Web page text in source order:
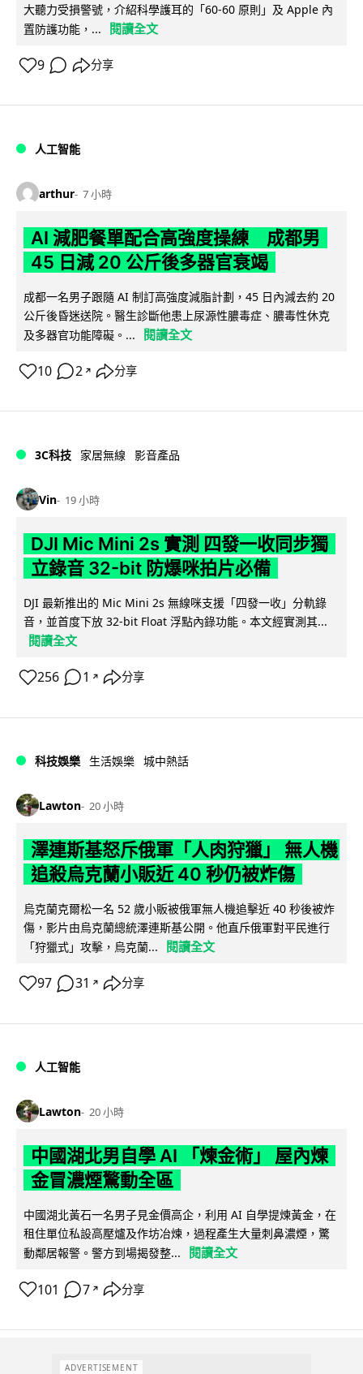
大聽力受損警號，介紹科學護耳的「60-60 原則」及 Apple 內
置防護功能，...
閱讀全文
9 分享
人工智能
arthur 7 小時
AI 減肥餐單配合高強度操練 成都男
45 日減 20 公斤後多器官衰竭
成都一名男子跟隨 AI 制訂高強度減脂計劃，45 日內減去約 20
公斤後昏迷送院。醫生診斷他患上尿源性膿毒症、膿毒性休克
及多器官功能障礙。...
閱讀全文
10 2 ↗ 分享
3C科技 家居無線 影音產品
Vin 19 小時
DJI Mic Mini 2s 實測 四發一收同步獨
立錄音 32-bit 防爆咪拍片必備
DJI 最新推出的 Mic Mini 2s 無線咪支援「四發一收」分軌錄
音，並首度下放 32-bit Float 浮點內錄功能。本文經實測其...
閱讀全文
256 1 ↗ 分享
科技娛樂 生活娛樂 城中熱話
Lawton 20 小時
澤連斯基怒斥俄軍「人肉狩獵」 無人機
追殺烏克蘭小販近 40 秒仍被炸傷
烏克蘭克爾松一名 52 歲小販被俄軍無人機追擊近 40 秒後被炸
傷，影片由烏克蘭總統澤連斯基公開。他直斥俄軍對平民進行
「狩獵式」攻擊，烏克蘭...
閱讀全文
97 31 ↗ 分享
人工智能
Lawton 20 小時
中國湖北男自學 AI 「煉金術」 屋內煉
金冒濃煙驚動全區
中國湖北黃石一名男子見金價高企，利用 AI 自學提煉黃金，在
租住單位私設高壓爐及作坊冶煉，過程產生大量刺鼻濃煙，驚
動鄰居報警。警方到場揭發整...
閱讀全文
101 7 ↗ 分享
ADVERTISEMENT